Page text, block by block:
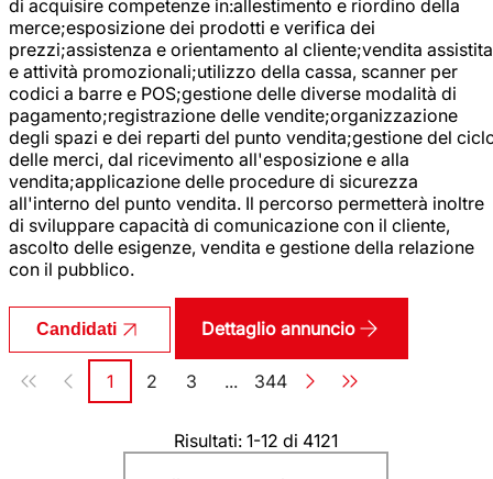
di acquisire competenze in:allestimento e riordino della
merce;esposizione dei prodotti e verifica dei
prezzi;assistenza e orientamento al cliente;vendita assistita
e attività promozionali;utilizzo della cassa, scanner per
codici a barre e POS;gestione delle diverse modalità di
pagamento;registrazione delle vendite;organizzazione
degli spazi e dei reparti del punto vendita;gestione del
delle merci, dal ricevimento all'esposizione e alla
vendita;applicazione delle procedure di sicurezza
all'interno del punto vendita. Il percorso permetterà inoltre
di sviluppare capacità di comunicazione con il cliente,
ascolto delle esigenze, vendita e gestione della relazione
con il pubblico.
Candidati Dettaglio annuncio
Paginazione
Pagina
1 Pagina
2 Pagina
3 ... Pagina
344
Risultati: 1-12 di 4121